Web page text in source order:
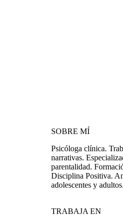
SOBRE MÍ
Psicóloga clínica.
narrativas.
parentalidad.
Disciplina Positiva.
adolescentes y adultos.
TRABAJA EN